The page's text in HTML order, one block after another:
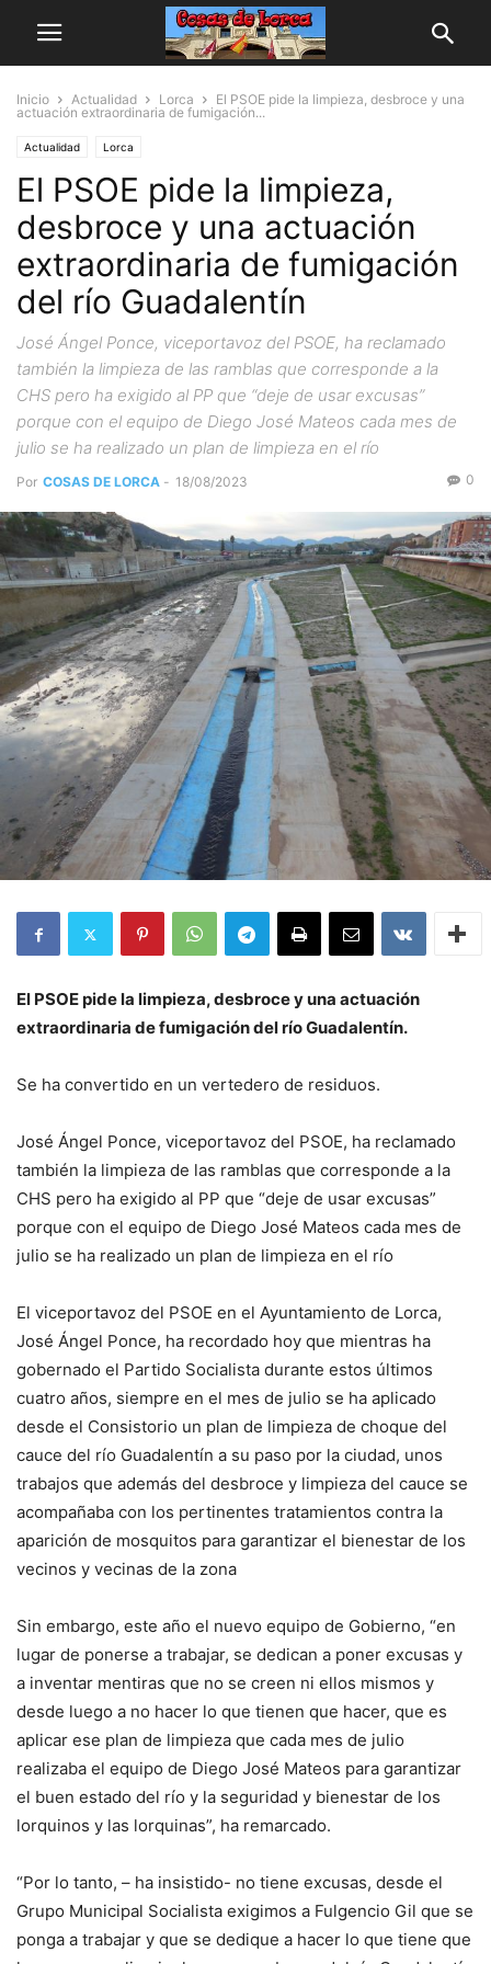
Inicio Actualidad Lorca
El PSOE pide la limpieza, desbroce y una
actuación extraordinaria de fumigación...
Actualidad Lorca
El PSOE pide la limpieza,
desbroce y una actuación
extraordinaria de fumigación
del río Guadalentín
José Ángel Ponce, viceportavoz del PSOE, ha reclamado
también la limpieza de las ramblas que corresponde a la
CHS pero ha exigido al PP que “deje de usar excusas”
porque con el equipo de Diego José Mateos cada mes de
julio se ha realizado un plan de limpieza en el río
Por COSAS DE LORCA - 18/08/2023 0
El PSOE pide la limpieza, desbroce y una actuación
extraordinaria de fumigación del río Guadalentín.
Se ha convertido en un vertedero de residuos.
José Ángel Ponce, viceportavoz del PSOE, ha reclamado
también la limpieza de las ramblas que corresponde a la
CHS pero ha exigido al PP que “deje de usar excusas”
porque con el equipo de Diego José Mateos cada mes de
julio se ha realizado un plan de limpieza en el río
El viceportavoz del PSOE en el Ayuntamiento de Lorca,
José Ángel Ponce, ha recordado hoy que mientras ha
gobernado el Partido Socialista durante estos últimos
cuatro años, siempre en el mes de julio se ha aplicado
desde el Consistorio un plan de limpieza de choque del
cauce del río Guadalentín a su paso por la ciudad, unos
trabajos que además del desbroce y limpieza del cauce se
acompañaba con los pertinentes tratamientos contra la
aparición de mosquitos para garantizar el bienestar de los
vecinos y vecinas de la zona
Sin embargo, este año el nuevo equipo de Gobierno, “en
lugar de ponerse a trabajar, se dedican a poner excusas y
a inventar mentiras que no se creen ni ellos mismos y
desde luego a no hacer lo que tienen que hacer, que es
aplicar ese plan de limpieza que cada mes de julio
realizaba el equipo de Diego José Mateos para garantizar
el buen estado del río y la seguridad y bienestar de los
lorquinos y las lorquinas”, ha remarcado.
“Por lo tanto, – ha insistido- no tiene excusas, desde el
Grupo Municipal Socialista exigimos a Fulgencio Gil que se
ponga a trabajar y que se dedique a hacer lo que tiene que